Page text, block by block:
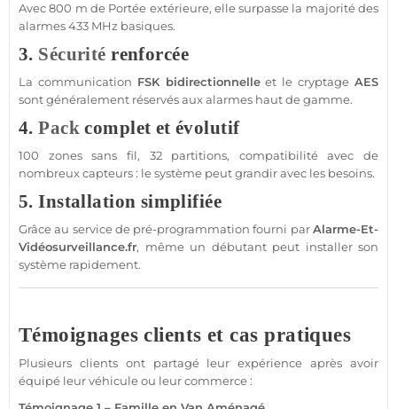
Avec 800 m de Portée extérieure, elle surpasse la majorité des
alarmes433 MHz basiques.
3. Sécurité renforcée
La communication FSKbidirectionnelleet le cryptageAES
sont généralement réservés aux alarmes haut de gamme.
4.Packcomplet et évolutif
100 zones sans fil, 32 partitions, compatibilité avec de
nombreux capteurs : lesystème peut grandir avec les besoins.
5. Installation simplifiée
Grâce au service de pré-programmation fourni parAlarme-Et-
Vidéosurveillance.fr, même un débutant peut installer son
système rapidement.
Témoignages clients et cas pratiques
Plusieurs clients ont partagé leur expérience après avoir
équipé leur véhicule ou leurcommerce: